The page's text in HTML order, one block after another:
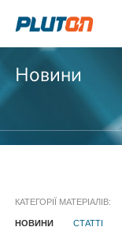
Новини
КАТЕГОРІЇ МАТЕРІАЛІВ:
НОВИНИ СТАТТІ